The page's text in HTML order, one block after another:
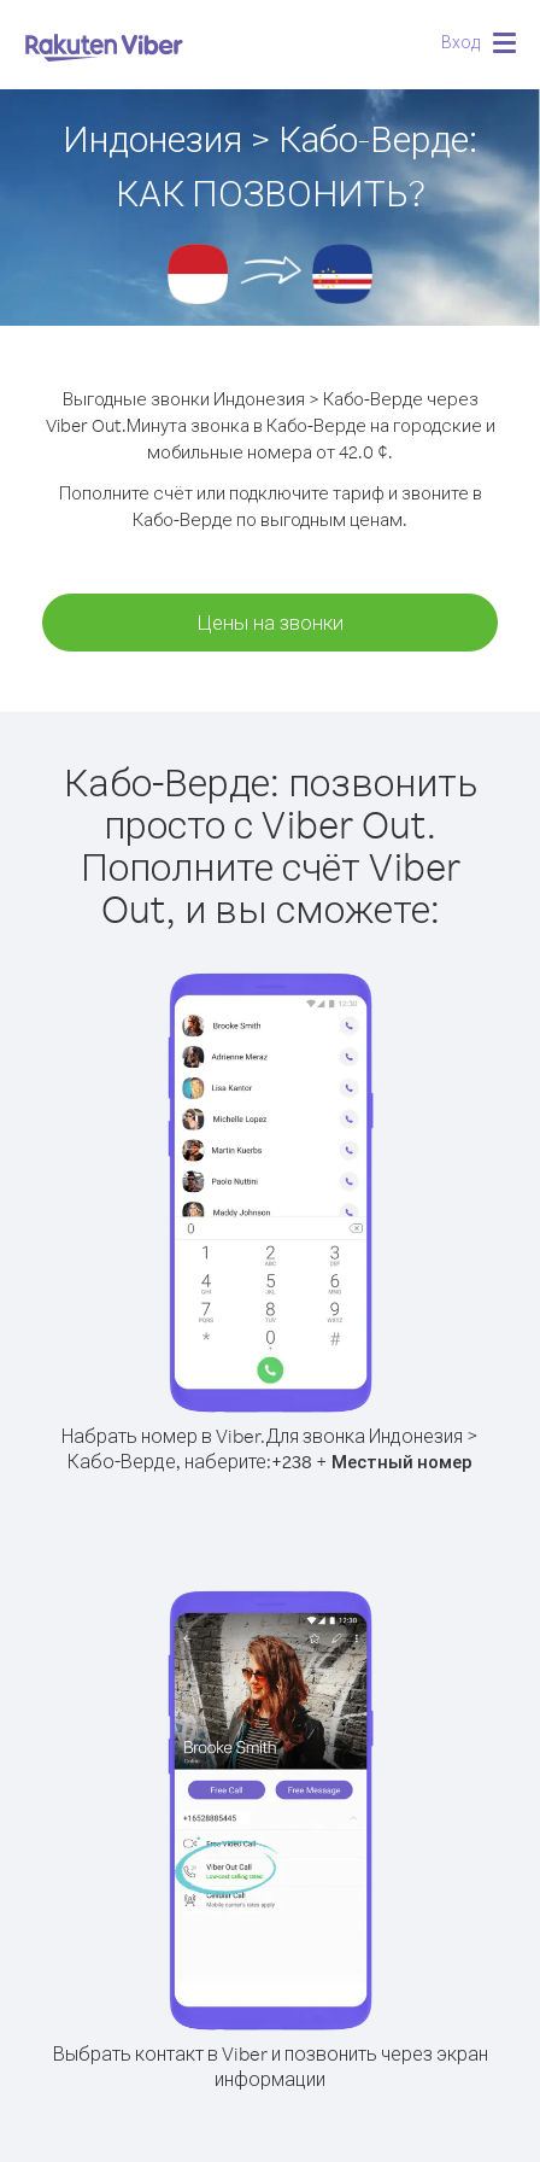
Вход
Индонезия > Кабо-Верде:
КАК ПОЗВОНИТЬ?
Выгодные звонки Индонезия > Кабо-Верде через
Viber Out.Минута звонка в Кабо-Верде на городские и
мобильные номера от 42.0 ¢.
Пополните счёт или подключите тариф и звоните в
Кабо-Верде по выгодным ценам.
Цены на звонки
Кабо-Верде: позвонить
просто с Viber Out.
Пополните счёт Viber
Out, и вы сможете:
Набрать номер в Viber.Для звонка Индонезия >
Кабо-Верде, наберите:+238 + Местный номер
Выбрать контакт в Viber и позвонить через экран
информации